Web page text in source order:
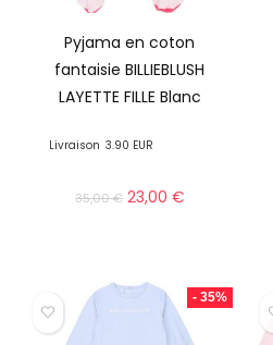
Pyjama en coton
fantaisie BILLIEBLUSH
LAYETTE FILLE Blanc
Livraison 3.90 EUR
35,00€ 23,00 €
- 35%